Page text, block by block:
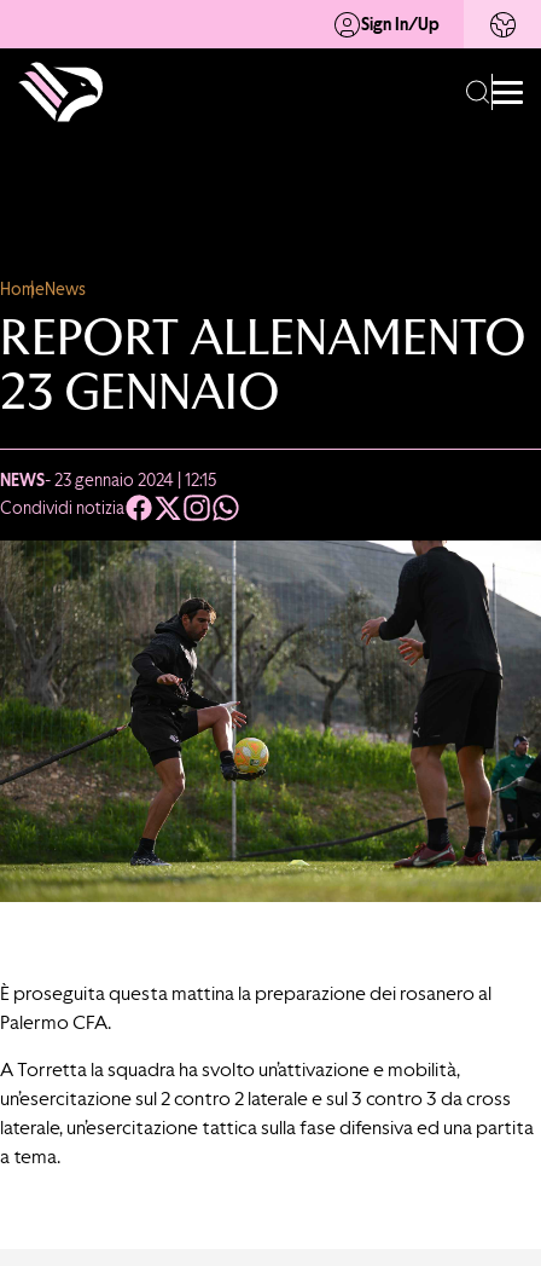
Sign In/Up
HomeNews
REPORT ALLENAMENTO
23 GENNAIO
NEWS- 23 gennaio 2024 | 12:15
Condividi notizia
È proseguita questa mattina la preparazione dei rosanero al
Palermo CFA.
A Torretta la squadra ha svolto un’attivazione e mobilità,
un’esercitazione sul 2 contro 2 laterale e sul 3 contro 3 da cross
laterale, un’esercitazione tattica sulla fase difensiva ed una partita
a tema.